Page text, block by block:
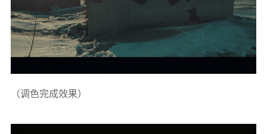
（调色完成效果）